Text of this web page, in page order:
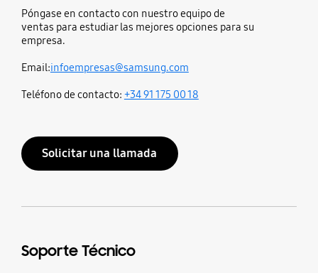
Póngase en contacto con nuestro equipo de
ventas para estudiar las mejores opciones para su
empresa.
Email:infoempresas@samsung.com
Teléfono de contacto: +34 91 175 00 18
Solicitar una llamada
Soporte Técnico